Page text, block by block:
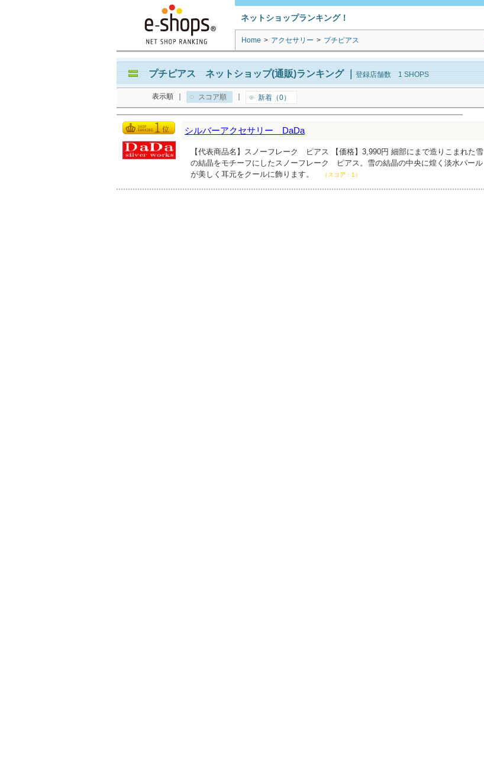
ネットショップランキング！
Home > アクセサリー > プチピアス
プチピアス ネットショップ(通販)ランキング｜ 登録店舗数 1 SHOPS
表示順 スコア順 新着（0）
シルバーアクセサリー DaDa
【代表商品名】スノーフレーク ピアス 【価格】3,990円 細部にまで造りこまれた雪
の結晶をモチーフにしたスノーフレーク ピアス。雪の結晶の中央に煌く淡水パール
が美しく耳元をクールに飾ります。
（スコア：1）